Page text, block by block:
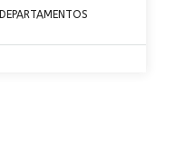
DEPARTAMENTOS